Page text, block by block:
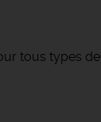
tous types de